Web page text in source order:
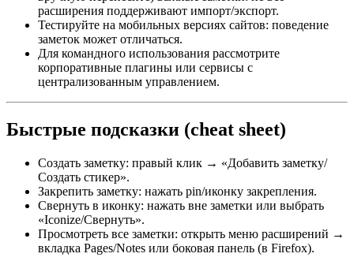
расширения поддерживают импорт/экспорт.
Тестируйте на мобильных версиях сайтов: поведение
заметок может отличаться.
Для командного использования рассмотрите
корпоративные плагины или сервисы с
централизованным управлением.
Быстрые подсказки (cheat sheet)
Создать заметку: правый клик → «Добавить заметку/
Создать стикер».
Закрепить заметку: нажать pin/иконку закрепления.
Свернуть в иконку: нажать вне заметки или выбрать
«Iconize/Свернуть».
Просмотреть все заметки: открыть меню расширений →
вкладка Pages/Notes или боковая панель (в Firefox).